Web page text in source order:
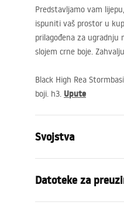
Predstavljamo vam
ispuniti vaš prostor u
prilagođena za
slojem crne boje.
Black High Rea
boji. h3. Upute
Svojstva
Način montaže
Boja
Datoteke za